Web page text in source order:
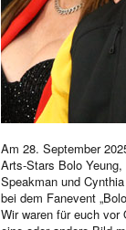
Am 28. September
Arts-Stars Bolo
Speakman und
bei dem Fanevent
Wir waren für euch vor